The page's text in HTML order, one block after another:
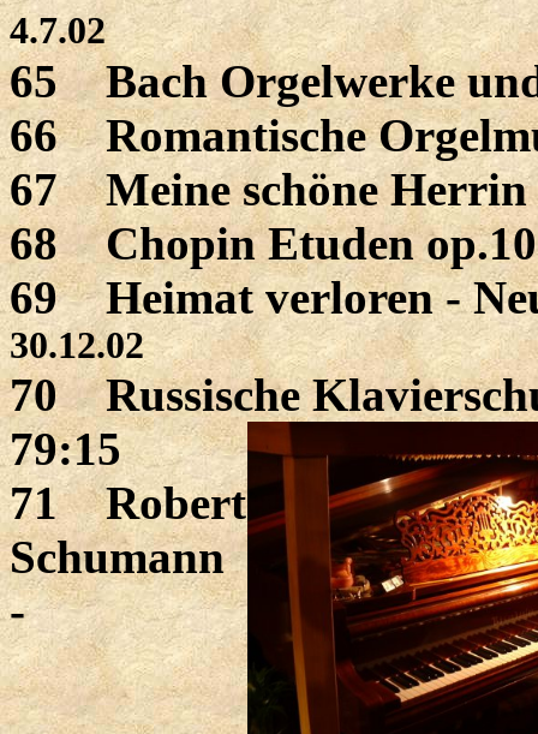
4.7.02
65 Bach Orgelwerke
66 Romantische
67 Meine schöne
68 Chopin Etuden
69 Heimat verloren -
30.12.02
70 Russische
79:15
71 Robert
Schumann
-